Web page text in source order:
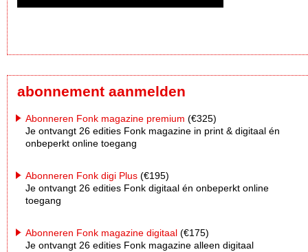
abonnement aanmelden
Abonneren Fonk magazine premium (€325)
Je ontvangt 26 edities Fonk magazine in print & digitaal én
onbeperkt online toegang
Abonneren Fonk digi Plus (€195)
Je ontvangt 26 edities Fonk digitaal én onbeperkt online
toegang
Abonneren Fonk magazine digitaal (€175)
Je ontvangt 26 edities Fonk magazine alleen digitaal